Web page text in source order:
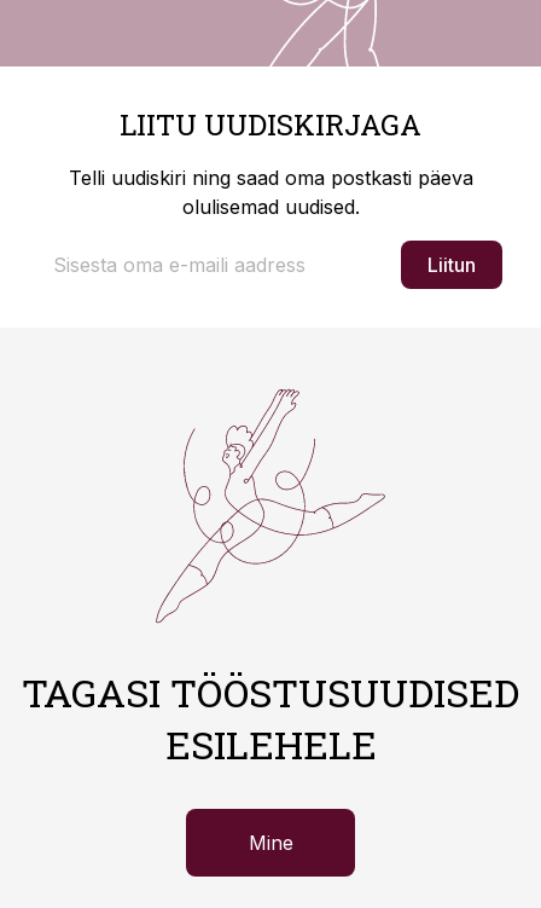
LIITU UUDISKIRJAGA
Telli uudiskiri ning saad oma postkasti päeva
olulisemad uudised.
Liitun
TAGASI TÖÖSTUSUUDISED
ESILEHELE
Mine